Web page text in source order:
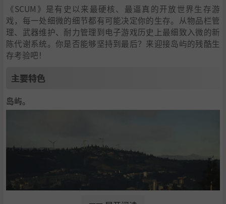
《SCUM》是有史以来最硬核、最逼真的开放世界生存游
戏，每一处细微的细节都有可能决定你的生存。从物品栏管
理、武器维护、耐力管理到电子游戏历史上最细致入微的新
陈代谢系统。你是否能够坚持到最后？来迎接岛屿的残酷生
存考验吧！
主要特色
岛屿。